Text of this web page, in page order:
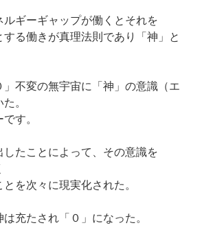
ルギーギャップが働くとそれを
する働きが真理法則であり「神」と
」不変の無宇宙に「神」の意識（エ
。
す。
したことによって、その意識を
を次々に現実化された。
充たされ「０」になった。